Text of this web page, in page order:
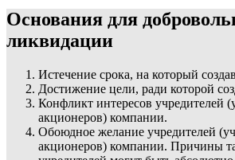
Основания для
ликвидации
Истечение срока, на который
Достижение цели, ради которой
Конфликт интересов учредителей
акционеров) компании.
Обоюдное желание учредителей
акционеров) компании. Причины